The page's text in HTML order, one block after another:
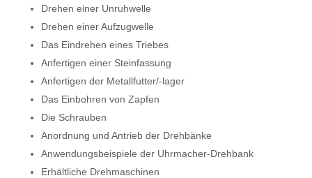
Drehen einer Unruhwelle
Drehen einer Aufzugwelle
Das Eindrehen eines Triebes
Anfertigen einer Steinfassung
Anfertigen der Metallfutter/-lager
Das Einbohren von Zapfen
Die Schrauben
Anordnung und Antrieb der Drehbänke
Anwendungsbeispiele der Uhrmacher-Drehbank
Erhältliche Drehmaschinen